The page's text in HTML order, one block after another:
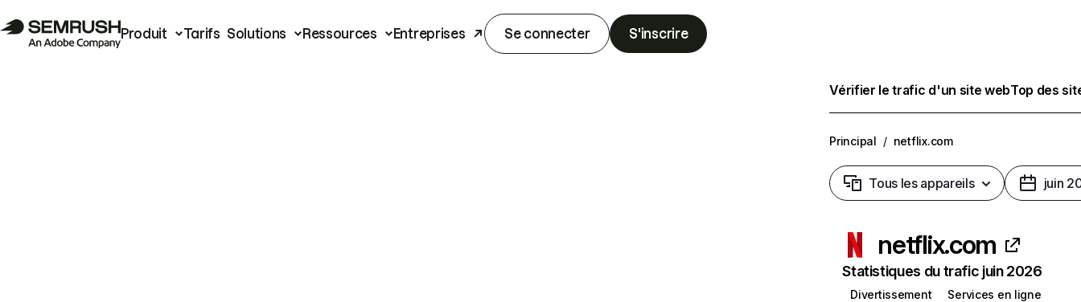
Produit Tarifs Solutions Ressources Entreprises Se connecter S'inscrire
Vérifier le trafic d'un site webTop des
Principal / netflix.com
Tous les appareils juin
netflix.com
Statistiques du trafic juin 2026
Divertissement
Services en ligne